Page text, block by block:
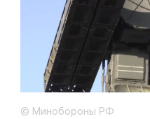
© Минобороны РФ